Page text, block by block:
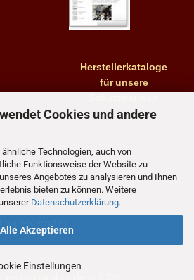
Cookies und andere
Technologien, auch von
Funktionsweise der Website zu
Angebotes zu analysieren und Ihnen
bieten zu können. Weitere
Datenschutzerklärung.
Alle Akzeptieren
Einstellungen
Herstellerkataloge
fürunsere